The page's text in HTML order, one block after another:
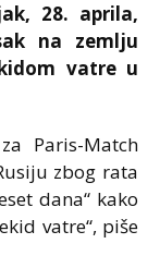
28. aprila,
na zemlju
vatre u
Paris-Match
zbog rata
dana“ kako
vatre“, piše